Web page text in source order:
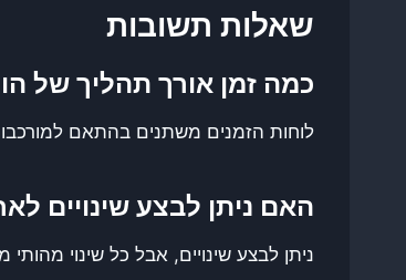
שאלות תשובות
כמה זמן אורך תהליך של
לוחות הזמנים משתנים בהתאם
האם ניתן לבצע שינויים
ניתן לבצע שינויים, אבל כל שינוי